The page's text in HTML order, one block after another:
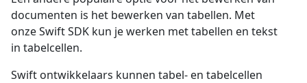
documenten is het bewerken van tabellen. Met
onze Swift SDK kun je werken met tabellen en tekst
in tabelcellen.
Swift ontwikkelaars kunnen tabel- en tabelcellen